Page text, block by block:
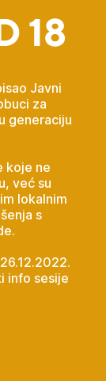
18
Javni
za
generaciju
koje ne
već su
lokalnim
s
info sesije